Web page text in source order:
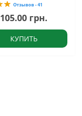
Отзывов - 41
105.00 грн.
КУПИТЬ